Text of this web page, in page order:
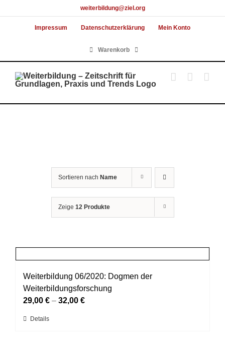
to
weiterbildung@ziel.org
Impressum Datenschutzerklärung Mein Konto
Warenkorb
Sortieren nach Name
Zeige 12 Produkte
Weiterbildung 06/2020: Dogmen der
Weiterbildungsforschung
29,00 € – 32,00 €
Dieses
Details